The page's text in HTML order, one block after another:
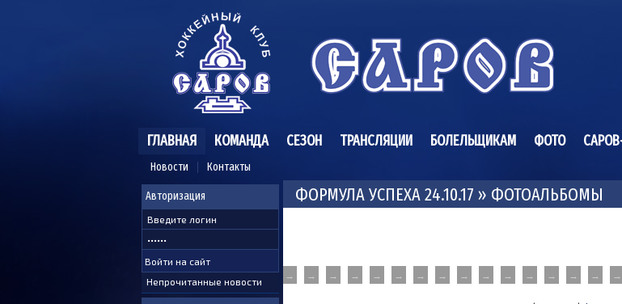
ГЛАВНАЯ
Новости Контакты
КОМАНДА СЕЗОН ТРАНСЛЯЦИИ БОЛЕЛЬЩИКАМ ФОТО
Авторизация
Непрочитанные новости
ФОРМУЛА УСПЕХА 24.10.17 » ФОТОАЛЬБОМЫ
→ → → → → → → → → → → → → → → →